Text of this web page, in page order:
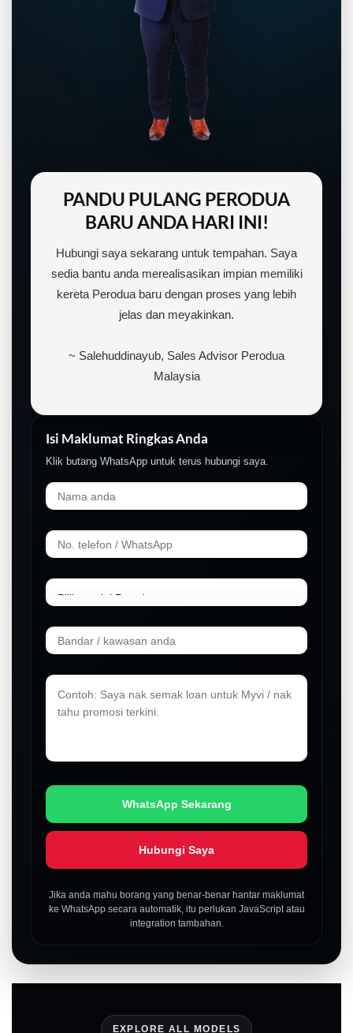
PANDU PULANG PERODUA
BARU ANDA HARI INI!
Hubungi saya sekarang untuk tempahan. Saya
sedia bantu anda merealisasikan impian memiliki
kereta Perodua baru dengan proses yang lebih
jelas dan meyakinkan.
~ Salehuddinayub, Sales Advisor Perodua
Malaysia
Isi Maklumat Ringkas Anda
Klik butang WhatsApp untuk terus hubungi saya.
WhatsApp Sekarang
Hubungi Saya
Jika anda mahu borang yang benar-benar hantar maklumat
ke WhatsApp secara automatik, itu perlukan JavaScript atau
integration tambahan.
EXPLORE ALL MODELS